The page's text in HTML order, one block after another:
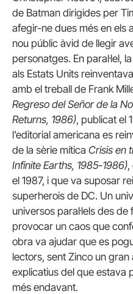
de Batman dirigides per
afegir-ne dues més en els
nou públic àvid de llegir
personatges. En paral·lel,
als Estats Units
amb el treball de Frank
Regreso del Señor de la
Returns, 1986), publicat el
l’editorial americana es
de la sèrie mítica Crisis en
Infinite Earths, 1985-1986),
el 1987, i que va suposar
superherois de DC. Un
universos paral·lels des
provocar un caos que
obra va ajudar que es
lectors, sent Zinco un
explicatius del que estava
més endavant.